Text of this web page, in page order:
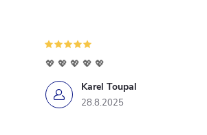
Karel Toupal
28.8.2025
💖 💖 💖 💖 💖